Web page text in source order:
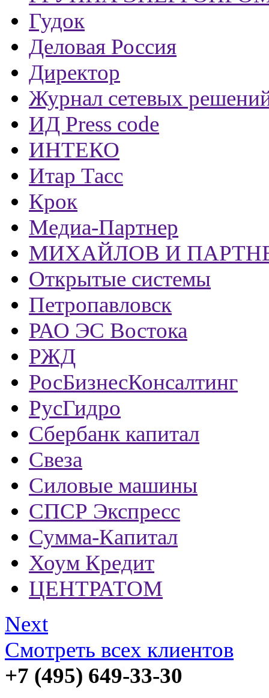
Гудок
Деловая Россия
Директор
Журнал сетевых
ИД Press code
ИНТЕКО
Итар Тасс
Крок
Медиа-Партнер
МИХАЙЛОВ И
Открытые системы
Петропавловск
РАО ЭС Востока
РЖД
РосБизнесКонсалтинг
РусГидро
Сбербанк капитал
Свеза
Силовые машины
СПСР Экспресс
Сумма-Капитал
Хоум Кредит
ЦЕНТРАТОМ
Next
Смотреть всех клиентов
+7 (495) 649-33-30